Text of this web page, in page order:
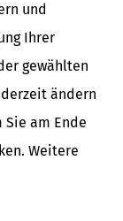
und
Ihrer
gewählten
ändern
am Ende
Weitere
Steuer nach
3 bis 5in der
2016
für die die
ist auf
24. Juni 2017
Fassung ist auch
25. Juni 2017